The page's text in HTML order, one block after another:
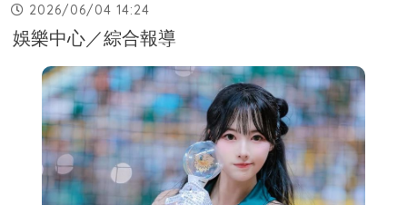
2026/06/04 14:24
娛樂中心／綜合報導